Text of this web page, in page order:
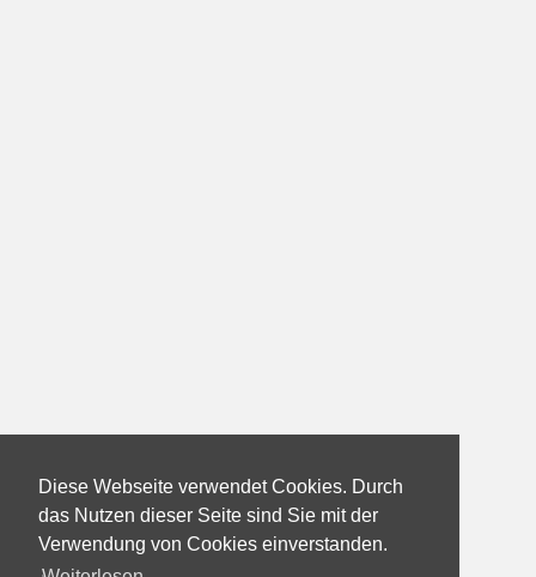
Diese Webseite verwendet Cookies. Durch
das Nutzen dieser Seite sind Sie mit der
Verwendung von Cookies einverstanden.